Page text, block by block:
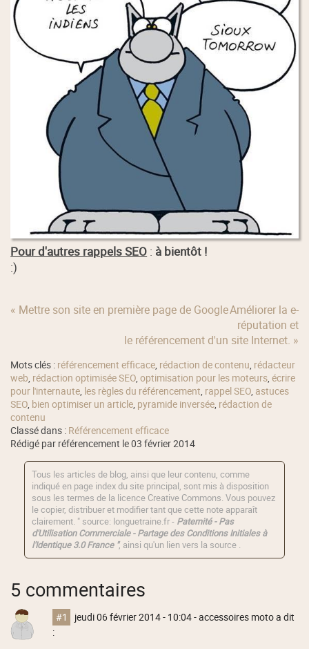
Pour d'autres rappels SEO : à bientôt !
:)
« Mettre son site en première page de GoogleAméliorer la e-
réputation et
le référencement d'un site Internet. »
Mots clés : référencement efficace, rédaction de contenu, rédacteur
web, rédaction optimisée SEO,optimisation pour les moteurs,écrire
pour l'internaute, les règles du référencement, rappel SEO, astuces
SEO, bien optimiser un article, pyramide inversée, rédaction de
contenu
Classé dans : Référencement efficace
Rédigé par référencement le 03 février 2014
Tous les articles de blog, ainsi que leur contenu, comme
indiqué en page index du site principal, sont mis à disposition
sous les termes de la licence Creative Commons. Vous pouvez
le copier, distribuer et modifier tant que cette note apparaît
clairement. " source: longuetraine.fr - Paternité - Pas
d'Utilisation Commerciale - Partage des Conditions Initiales à
l'Identique 3.0 France ", ainsi qu'un lien vers la source .
5 commentaires
#1 jeudi 06 février 2014 - 10:04- accessoires moto a dit
: